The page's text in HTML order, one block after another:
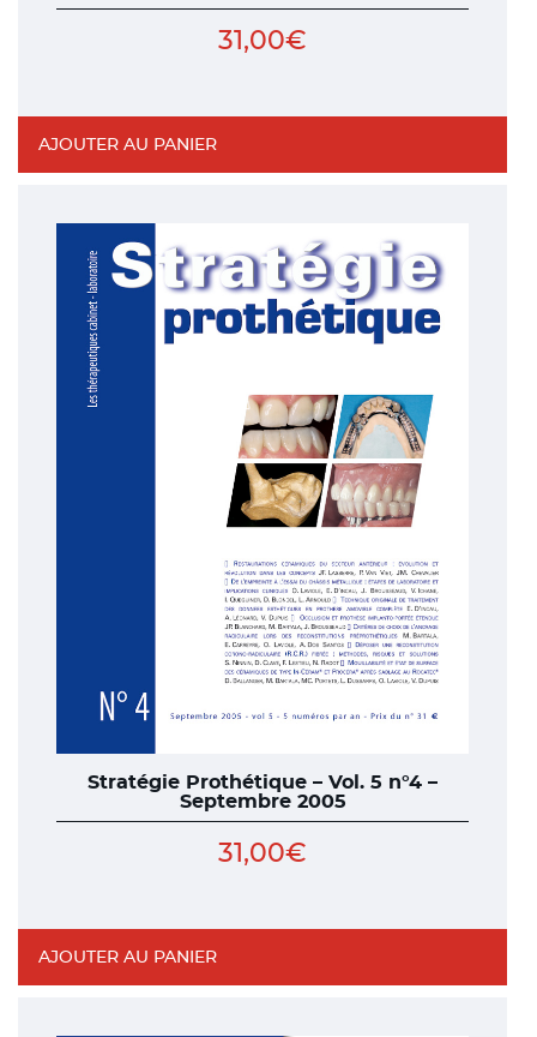
31,00€
AJOUTER AU PANIER
Stratégie Prothétique – Vol. 5 n°4 –
Septembre 2005
31,00€
AJOUTER AU PANIER